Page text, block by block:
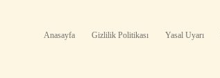
Anasayfa Gizlilik Politikası Yasal Uyarı